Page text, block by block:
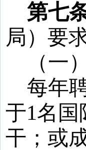
第七
局）要
（一）
每年
于1名国
干；或